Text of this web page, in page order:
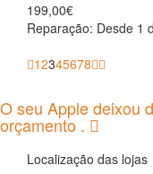
199,00€
Reparação: Desde 1
12345678
O seu Apple deixou
orçamento .
Localização das lojas